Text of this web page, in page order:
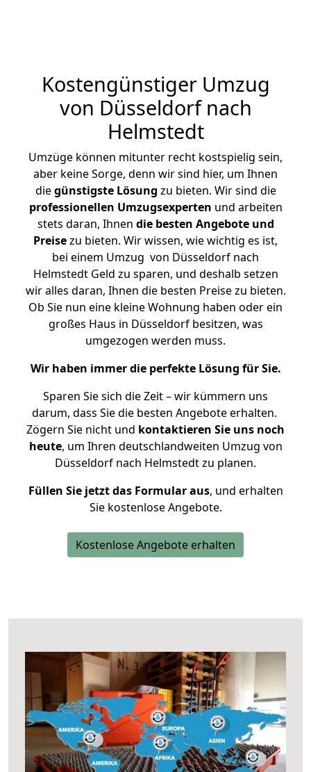
Kostengünstiger Umzug
von Düsseldorf nach
Helmstedt
Umzüge können mitunter recht kostspielig sein,
aber keine Sorge, denn wir sind hier, um Ihnen
diegünstigste Lösung zu bieten. Wir sind die
professionellen Umzugsexperten und arbeiten
stets daran, Ihnen die besten Angebote und
Preisezu bieten. Wir wissen, wie wichtig es ist,
bei einem Umzug von Düsseldorf nach
Helmstedt Geld zu sparen, und deshalb setzen
wir alles daran, Ihnen die besten Preise zu bieten.
Ob Sie nun eine kleine Wohnung haben oder ein
großes Haus in Düsseldorf besitzen, was
umgezogen werden muss.
Wir haben immer die perfekte Lösung für Sie.
Sparen Sie sich die Zeit – wir kümmern uns
darum, dass Sie die besten Angebote erhalten.
Zögern Sie nicht und kontaktieren Sie uns noch
heute, um Ihren deutschlandweiten Umzug von
Düsseldorf nach Helmstedt zu planen.
Füllen Sie jetzt das Formular aus, und erhalten
Sie kostenlose Angebote.
Kostenlose Angebote erhalten